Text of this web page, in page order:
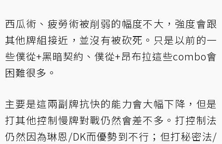
西瓜術、疲勞術被削弱的幅度不大，強度會跟
其他牌組接近，並沒有被砍死。只是以前的一
些僕從+黑暗契約、僕從+昂布拉這些combo會
困難很多。
主要是這兩副牌抗快的能力會大幅下降，但是
打其他控制慢牌對戰仍然會差不多。打控制法
仍然因為琳恩/DK而優勢到不行；但打秘密法/